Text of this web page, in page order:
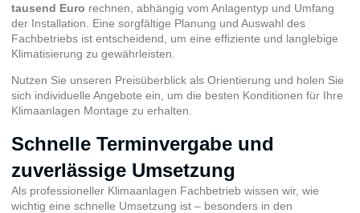
tausend Euro rechnen, abhängig vom Anlagentyp und Umfang
der Installation. Eine sorgfältige Planung und Auswahl des
Fachbetriebs ist entscheidend, um eine effiziente und langlebige
Klimatisierung zu gewährleisten.
Nutzen Sie unseren Preisüberblick als Orientierung und holen Sie
sich individuelle Angebote ein, um die besten Konditionen für Ihre
Klimaanlagen Montage zu erhalten.
Schnelle Terminvergabe und
zuverlässige Umsetzung
Als professioneller Klimaanlagen Fachbetrieb wissen wir, wie
wichtig eine schnelle Umsetzung ist – besonders in den